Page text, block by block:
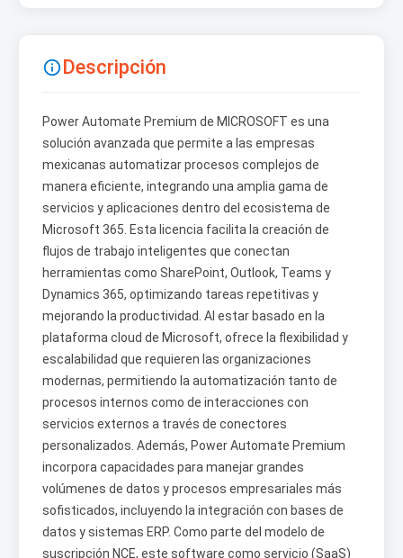
Descripción
Power Automate Premium de MICROSOFT es una
solución avanzada que permite a las empresas
mexicanas automatizar procesos complejos de
manera eficiente, integrando una amplia gama de
servicios y aplicaciones dentro del ecosistema de
Microsoft 365. Esta licencia facilita la creación de
flujos de trabajo inteligentes que conectan
herramientas como SharePoint, Outlook, Teams y
Dynamics 365, optimizando tareas repetitivas y
mejorando la productividad. Al estar basado en la
plataforma cloud de Microsoft, ofrece la flexibilidad y
escalabilidad que requieren las organizaciones
modernas, permitiendo la automatización tanto de
procesos internos como de interacciones con
servicios externos a través de conectores
personalizados. Además, Power Automate Premium
incorpora capacidades para manejar grandes
volúmenes de datos y procesos empresariales más
sofisticados, incluyendo la integración con bases de
datos y sistemas ERP. Como parte del modelo de
suscripción NCE, este software como servicio (SaaS)